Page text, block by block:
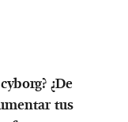
¿De
tus